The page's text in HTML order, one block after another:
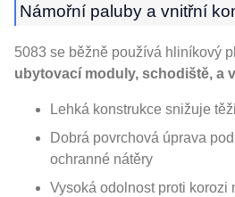
Námořní paluby a vnitřní
5083 se běžně používá hliníkový
ubytovací moduly, schodiště, a
Lehká konstrukce snižuje
Dobrá povrchová úprava
ochranné nátěry
Vysoká odolnost proti korozi